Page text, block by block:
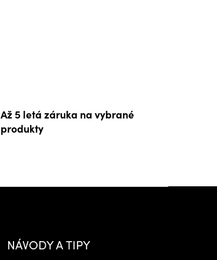
Až 5 letá záruka na vybrané
produkty
NÁVODY A TIPY